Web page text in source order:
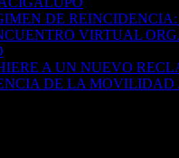
DE
VIRTUAL
A UN NUEVO
DE LA MOVILIDAD